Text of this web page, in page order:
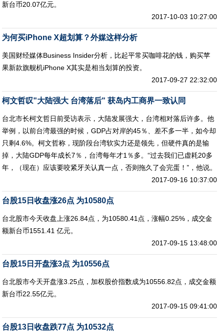
新台币20.07亿元。
2017-10-03 10:27:00
为何买iPhone X超划算？外媒这样分析
美国财经媒体Business Insider分析，比起平常买咖啡花的钱，购买苹
果新款旗舰机iPhone X其实是相当划算的投资。
2017-09-27 22:32:00
柯文哲叹"大陆强大 台湾落后" 获岛内工商界一致认同
台北市长柯文哲日前受访表示，大陆发展强大，台湾相对落后许多。他
举例，以前台湾最强的时候，GDP占对岸的45％、差不多一半，如今却
只剩4.6%。柯文哲称，现阶段台湾软实力还是领先，但硬件真的是输
掉，大陆GDP每年成长7％，台湾每年才1％多。“过去我们已虚耗20多
年，（现在）应该要咬紧牙关认真一点，否则拖久了会完蛋！”，他说。
2017-09-16 10:37:00
台股15日收盘涨26点 为10580点
台北股市今天收盘上涨26.84点，为10580.41点，涨幅0.25%，成交金
额新台币1551.41 亿元。
2017-09-15 13:48:00
台股15日开盘涨3点 为10556点
台北股市今天开盘涨3.25点，加权股价指数成为10556.82点，成交金额
新台币22.55亿元。
2017-09-15 09:41:00
台股13日收盘跌77点 为10532点